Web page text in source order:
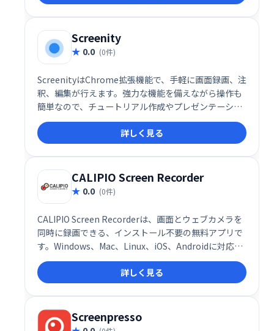
Screenity
0.0 (0件)
ScreenityはChrome拡張機能で、手軽に画面録画、注
釈、編集が行えます。強力な機能を備えながら操作も
簡単なので、チュートリアル作成やプレゼンテーショ
ン、学習記録などに最適です。Chromeユーザー必携
のスクリーンレコーダーとして、効率的な動画制作を
サポートします。
詳しく見る
CALIPIO Screen Recorder
0.0 (0件)
CALIPIO Screen Recorderは、画面とウェブカメラを
同時に録画できる、インストール不要の無料アプリで
す。Windows、Mac、Linux、iOS、Androidに対応
し、エンドツーエンド暗号化でプライバシーを保護し
ます。手軽に高画質の動画を作成したい方におすすめ
です。会議や授業の記録、ゲーム実況など、様々な用
途でご利用いただけます。
詳しく見る
Screenpresso